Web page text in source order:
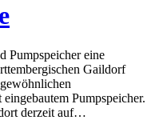
Pumpspeicher eine
Gaildorf
Pumpspeicher.
derzeit auf…